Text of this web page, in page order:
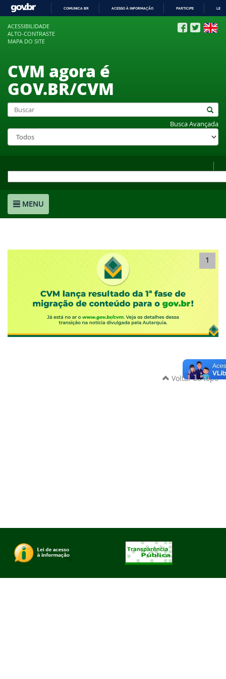
COMUNICA BR ACESSO À INFORMAÇÃO PARTICIPE
ACESSIBILIDADE
ALTO-CONTRASTE
MAPA DO SITE
CVM agora é
GOV.BR/CVM
Busca Avançada
MENU
1
Voltar ao topo